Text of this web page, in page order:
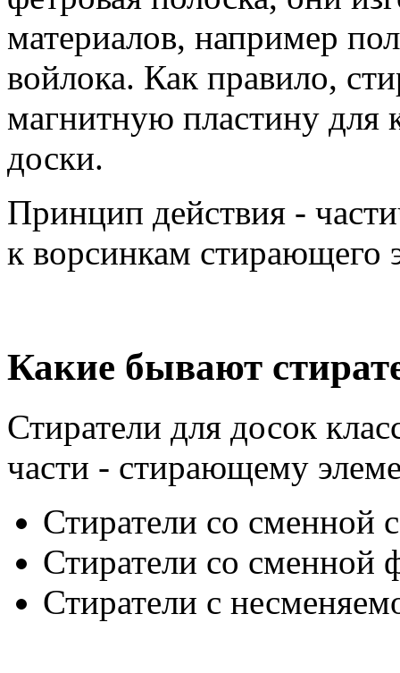
материалов, например
войлока. Как правило,
магнитную пластину для
доски.
Принцип действия -
к ворсинкам стирающего
Какие бывают
Стиратели для досок
части - стирающему
Стиратели со сменной
Стиратели со сменной
Стиратели с